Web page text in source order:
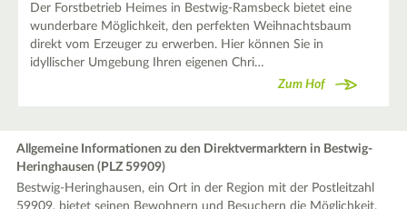
Der Forstbetrieb Heimes in Bestwig-Ramsbeck bietet eine
wunderbare Möglichkeit, den perfekten Weihnachtsbaum
direkt vom Erzeuger zu erwerben. Hier können Sie in
idyllischer Umgebung Ihren eigenen Chri…
Zum Hof
Allgemeine Informationen zu den Direktvermarktern in Bestwig-
Heringhausen (PLZ 59909)
Bestwig-Heringhausen, ein Ort in der Region mit der Postleitzahl
59909, bietet seinen Bewohnern und Besuchern die Möglichkeit,